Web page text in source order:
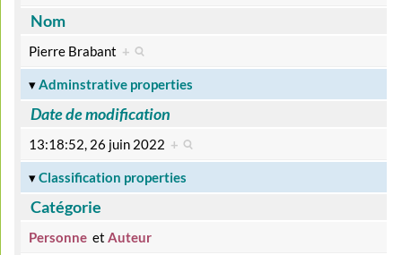
Nom
Pierre Brabant +
Adminstrative properties
Date de modification
13:18:52, 26 juin 2022 +
Classification properties
Catégorie
Personne etAuteur